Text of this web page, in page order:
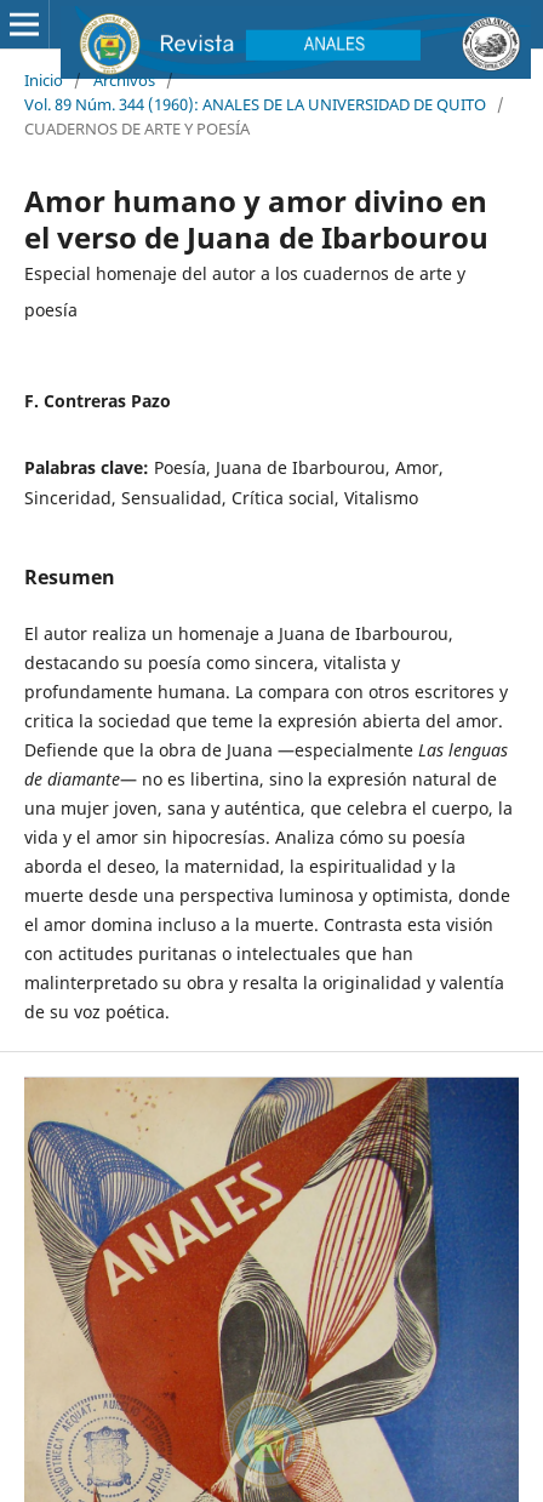
Inicio / Archivos /
Vol. 89 Núm. 344 (1960): ANALES DE LA UNIVERSIDAD DE QUITO /
CUADERNOS DE ARTE Y POESÍA
Amor humano y amor divino en
el verso de Juana de Ibarbourou
Especial homenaje del autor a los cuadernos de arte y
poesía
F. Contreras Pazo
Palabras clave: Poesía, Juana de Ibarbourou, Amor,
Sinceridad, Sensualidad, Crítica social, Vitalismo
Resumen
El autor realiza un homenaje a Juana de Ibarbourou,
destacando su poesía como sincera, vitalista y
profundamente humana. La compara con otros escritores y
critica la sociedad que teme la expresión abierta del amor.
Defiende que la obra de Juana —especialmente Las lenguas
de diamante— no es libertina, sino la expresión natural de
una mujer joven, sana y auténtica, que celebra el cuerpo, la
vida y el amor sin hipocresías. Analiza cómo su poesía
aborda el deseo, la maternidad, la espiritualidad y la
muerte desde una perspectiva luminosa y optimista, donde
el amor domina incluso a la muerte. Contrasta esta visión
con actitudes puritanas o intelectuales que han
malinterpretado su obra y resalta la originalidad y valentía
de su voz poética.